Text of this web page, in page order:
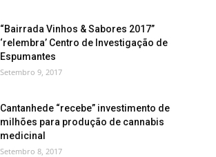
“Bairrada Vinhos & Sabores 2017”
‘relembra’ Centro de Investigação de
Espumantes
Setembro 9, 2017
Cantanhede “recebe” investimento de
milhões para produção de cannabis
medicinal
Setembro 8, 2017